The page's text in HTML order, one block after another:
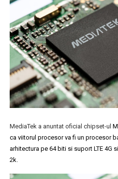
MediaTek a anuntat oficial chipset-ul
ca viitorul procesor va fi un procesor
arhitectura pe 64 biti si suport LTE 4G
2k.